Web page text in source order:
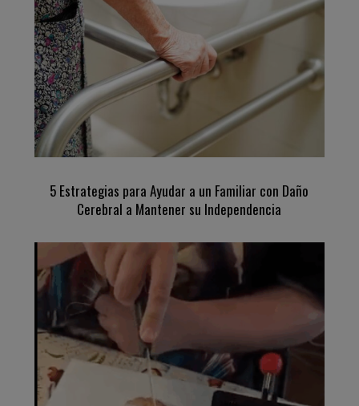
5 Estrategias para Ayudar a un Familiar con Daño
Cerebral a Mantener su Independencia